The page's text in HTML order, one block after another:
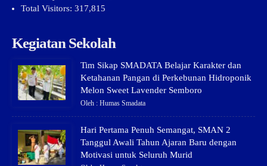
Total Visitors: 317,815
Kegiatan Sekolah
Tim Sikap SMADATA Belajar Karakter dan
Ketahanan Pangan di Perkebunan Hidroponik
Melon Sweet Lavender Semboro
Oleh : Humas Smadata
Hari Pertama Penuh Semangat, SMAN 2
Tanggul Awali Tahun Ajaran Baru dengan
Motivasi untuk Seluruh Murid